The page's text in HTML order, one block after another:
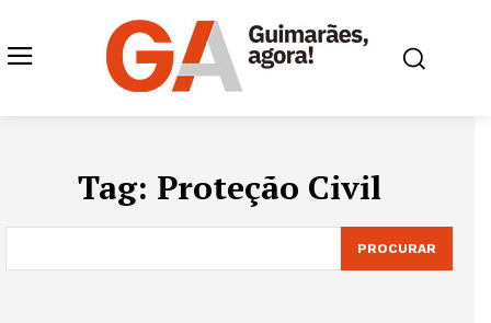
Tag: Proteção Civil
PROCURAR